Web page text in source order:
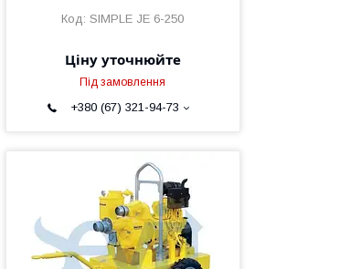
SIMPLE JE 6-250
Ціну уточнюйте
Під замовлення
+380 (67) 321-94-73